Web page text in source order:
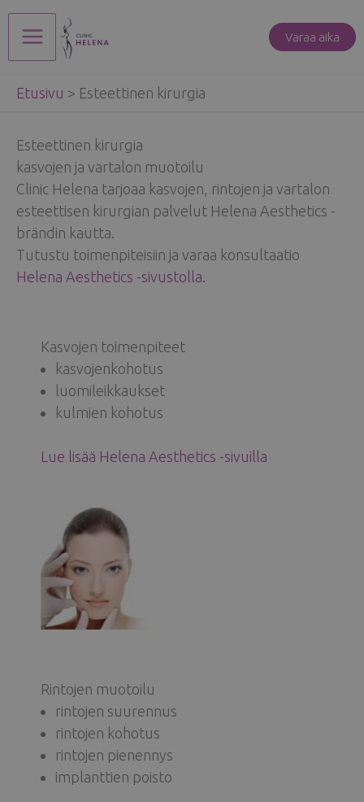
Siirry
sisältöön
Main
Menu
Varaa aika
Etusivu > Esteettinen kirurgia
Esteettinen kirurgia
kasvojen ja vartalon muotoilu
Clinic Helena tarjoaa kasvojen, rintojen ja vartalon
esteettisen kirurgian palvelut Helena Aesthetics -
brändin kautta.
Tutustu toimenpiteisiin ja varaa konsultaatio
Helena Aesthetics -sivustolla.
Kasvojen toimenpiteet
kasvojenkohotus
luomileikkaukset
kulmien kohotus
Lue lisää Helena Aesthetics -sivuilla
Rintojen muotoilu
rintojen suurennus
rintojen kohotus
rintojen pienennys
implanttien poisto